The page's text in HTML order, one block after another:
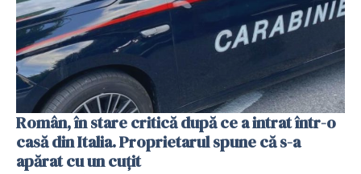
Român, în stare critică după ce a intrat într-o
casă din Italia. Proprietarul spune că s-a
apărat cu un cuțit